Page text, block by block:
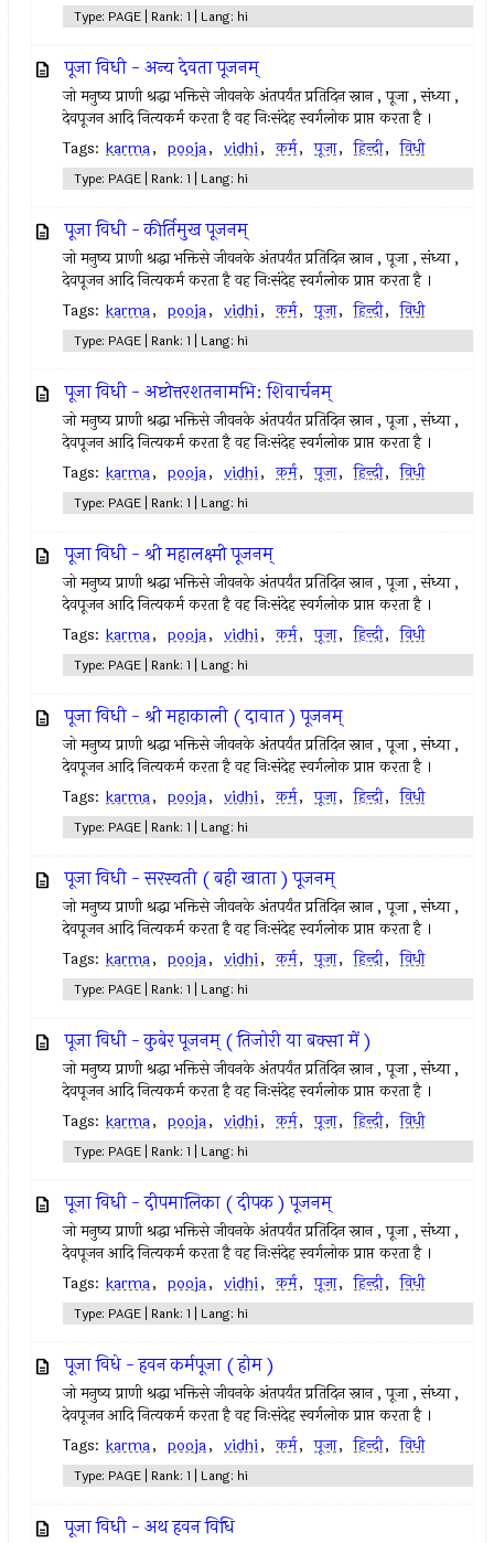
Type: PAGE | Rank: 1 | Lang: hi
पूजा विधी - अन्य देवता पूजनम्
जो मनुष्य प्राणी श्रद्धा भक्तिसे जीवनके अंतपर्यंत प्रतिदिन स्नान , पूजा , संध्या ,
देवपूजन आदि नित्यकर्म करता है वह निःसंदेह स्वर्गलोक प्राप्त करता है ।
Tags: karma, pooja, vidhi, कर्म, पूजा, हिन्दी, विधी
Type: PAGE | Rank: 1 | Lang: hi
पूजा विधी - कीर्तिमुख पूजनम्
जो मनुष्य प्राणी श्रद्धा भक्तिसे जीवनके अंतपर्यंत प्रतिदिन स्नान , पूजा , संध्या ,
देवपूजन आदि नित्यकर्म करता है वह निःसंदेह स्वर्गलोक प्राप्त करता है ।
Tags: karma, pooja, vidhi, कर्म, पूजा, हिन्दी, विधी
Type: PAGE | Rank: 1 | Lang: hi
पूजा विधी - अष्टोत्तरशतनामभि: शिवार्चनम्
जो मनुष्य प्राणी श्रद्धा भक्तिसे जीवनके अंतपर्यंत प्रतिदिन स्नान , पूजा , संध्या ,
देवपूजन आदि नित्यकर्म करता है वह निःसंदेह स्वर्गलोक प्राप्त करता है ।
Tags: karma, pooja, vidhi, कर्म, पूजा, हिन्दी, विधी
Type: PAGE | Rank: 1 | Lang: hi
पूजा विधी - श्री महालक्ष्मी पूजनम्
जो मनुष्य प्राणी श्रद्धा भक्तिसे जीवनके अंतपर्यंत प्रतिदिन स्नान , पूजा , संध्या ,
देवपूजन आदि नित्यकर्म करता है वह निःसंदेह स्वर्गलोक प्राप्त करता है ।
Tags: karma, pooja, vidhi, कर्म, पूजा, हिन्दी, विधी
Type: PAGE | Rank: 1 | Lang: hi
पूजा विधी - श्री महाकाली ( दावात ) पूजनम्
जो मनुष्य प्राणी श्रद्धा भक्तिसे जीवनके अंतपर्यंत प्रतिदिन स्नान , पूजा , संध्या ,
देवपूजन आदि नित्यकर्म करता है वह निःसंदेह स्वर्गलोक प्राप्त करता है ।
Tags: karma, pooja, vidhi, कर्म, पूजा, हिन्दी, विधी
Type: PAGE | Rank: 1 | Lang: hi
पूजा विधी - सरस्वती ( बही खाता ) पूजनम्
जो मनुष्य प्राणी श्रद्धा भक्तिसे जीवनके अंतपर्यंत प्रतिदिन स्नान , पूजा , संध्या ,
देवपूजन आदि नित्यकर्म करता है वह निःसंदेह स्वर्गलोक प्राप्त करता है ।
Tags: karma, pooja, vidhi, कर्म, पूजा, हिन्दी, विधी
Type: PAGE | Rank: 1 | Lang: hi
पूजा विधी - कुबेर पूजनम् ( तिजोरी या बक्सा में )
जो मनुष्य प्राणी श्रद्धा भक्तिसे जीवनके अंतपर्यंत प्रतिदिन स्नान , पूजा , संध्या ,
देवपूजन आदि नित्यकर्म करता है वह निःसंदेह स्वर्गलोक प्राप्त करता है ।
Tags: karma, pooja, vidhi, कर्म, पूजा, हिन्दी, विधी
Type: PAGE | Rank: 1 | Lang: hi
पूजा विधी - दीपमालिका ( दीपक ) पूजनम्
जो मनुष्य प्राणी श्रद्धा भक्तिसे जीवनके अंतपर्यंत प्रतिदिन स्नान , पूजा , संध्या ,
देवपूजन आदि नित्यकर्म करता है वह निःसंदेह स्वर्गलोक प्राप्त करता है ।
Tags: karma, pooja, vidhi, कर्म, पूजा, हिन्दी, विधी
Type: PAGE | Rank: 1 | Lang: hi
पूजा विधे - हवन कर्मपूजा ( होम )
जो मनुष्य प्राणी श्रद्धा भक्तिसे जीवनके अंतपर्यंत प्रतिदिन स्नान , पूजा , संध्या ,
देवपूजन आदि नित्यकर्म करता है वह निःसंदेह स्वर्गलोक प्राप्त करता है ।
Tags: karma, pooja, vidhi, कर्म, पूजा, हिन्दी, विधी
Type: PAGE | Rank: 1 | Lang: hi
पूजा विधी - अथ हवन विधि